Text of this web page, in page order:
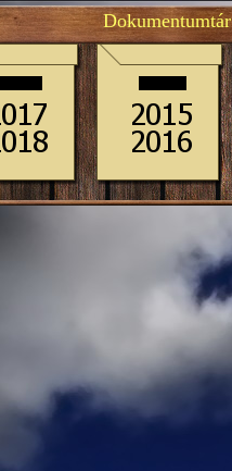
Dokumentumtár